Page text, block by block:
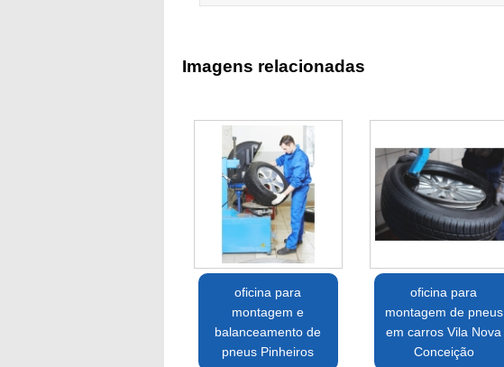
Imagens relacionadas
oficina para
montagem e
balanceamento de
pneus Pinheiros
oficina para
montagem de pneus
em carros Vila Nova
Conceição